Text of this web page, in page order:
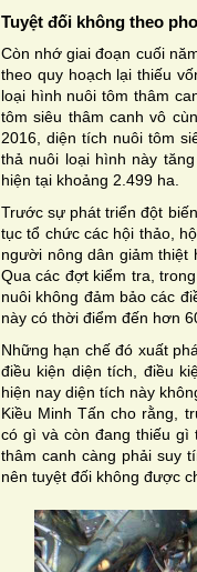
Tuyệt đối không theo
Còn nhớ giai đoạn cuối
theo quy hoạch lại thiếu
loại hình nuôi tôm thâm
tôm siêu thâm canh vô
2016, diện tích nuôi tôm
thả nuôi loại hình này
hiện tại khoảng 2.499 ha.
Trước sự phát triển đột
tục tổ chức các hội thảo,
người nông dân giảm thiệt
Qua các đợt kiểm tra,
nuôi không đảm bảo các
này có thời điểm đến hơn
Những hạn chế đó xuất
điều kiện diện tích, điều
hiện nay diện tích này
Kiều Minh Tấn cho rằng,
có gì và còn đang thiếu gì
thâm canh càng phải suy
nên tuyệt đối không được